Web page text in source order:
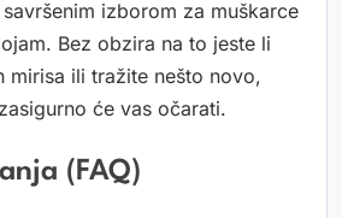
izborom za muškarce
Bez obzira na to jeste li
mirisa ili tražite nešto novo,
će vas očarati.
(FAQ)